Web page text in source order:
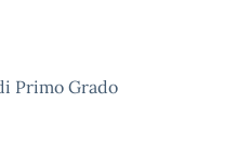
Primo Grado